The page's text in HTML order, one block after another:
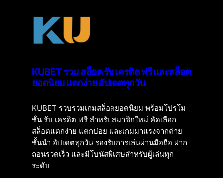
KUBET รวม สล็อต รับ เครดิต ฟรี และสล็อต
ยอดนิยม แตกง่าย อัปเดตทุกวัน
KUBET รวบรวมเกมสล็อตยอดนิยม พร้อมโปรโม
ชั่น รับ เครดิต ฟรี สำหรับสมาชิกใหม่ คัดเลือก
สล็อตแตกง่าย แตกบ่อย และเกมมาแรงจากค่าย
ชั้นนำ อัปเดตทุกวัน รองรับการเล่นผ่านมือถือ ฝาก
ถอนรวดเร็ว และมีโบนัสพิเศษสำหรับผู้เล่นทุก
ระดับ